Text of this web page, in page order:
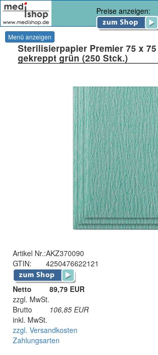
Preise anzeigen:
Menü anzeigen
Sterilisierpapier Premier 75 x
gekreppt grün (250 Stck.)
Artikel Nr.:AKZ370090
GTIN:
4250476622121
Netto
89,79 EUR
zzgl. MwSt.
Brutto
106,85 EUR
inkl. MwSt.
zzgl. Versandkosten
Zahlungsarten